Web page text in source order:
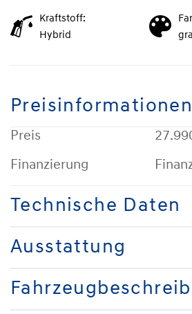
Kraftstoff:
Hybrid
Preisinformationen
Preis
Finanzierung
Technische Daten
Ausstattung